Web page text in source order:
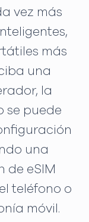
vez más
más
una
la
se puede
una
de eSIM
teléfono o
móvil.